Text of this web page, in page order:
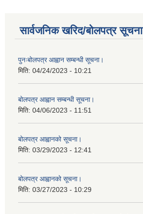
सार्वजनिक खरिद/बोलपत्र सूचना
पुनःबोलपत्र आह्वान सम्बन्धी सूचना।
मिति: 04/24/2023 - 10:21
बोलपत्र आह्वान सम्बन्धी सूचना।
मिति: 04/06/2023 - 11:51
बोलपत्र आह्वानको सूचना।
मिति: 03/29/2023 - 12:41
बोलपत्र आह्वानको सूचना।
मिति: 03/27/2023 - 10:29